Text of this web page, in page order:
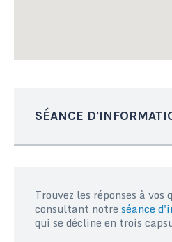
SÉANCE
Trouvez les réponses à vos
consultant notre séance
qui se décline en trois